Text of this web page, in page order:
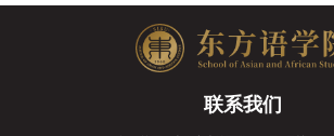
联系我们